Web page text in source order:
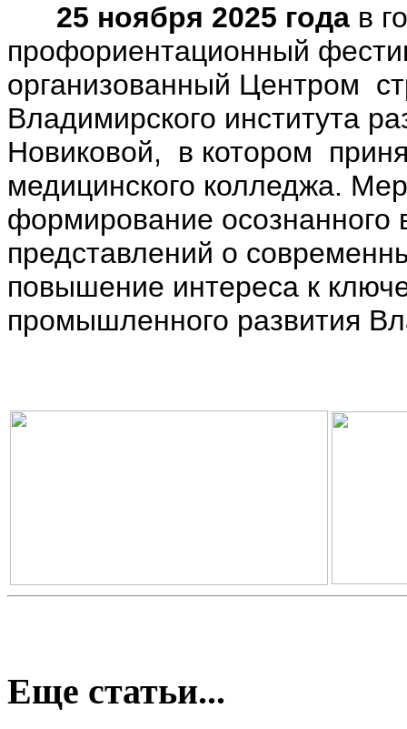
25 ноября 2025 года в
профориентационный
организованный Центром
Владимирского института
Новиковой, в котором
медицинского колледжа.
формирование
представлений о
повышение интереса к
промышленного развития
Еще статьи...